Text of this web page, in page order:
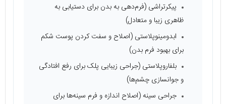
پیکرتراشی (فرم‌دهی به بدن برای دستیابی به
ظاهری زیبا و متعادل)
ابدومینوپلاستی (اصلاح و سفت کردن پوست شکم
برای بهبود فرم بدن)
بلفاروپلاستی (جراحی زیبایی پلک برای رفع افتادگی
و جوانسازی چشم‌ها)
جراحی سینه (اصلاح اندازه و فرم سینه‌ها برای